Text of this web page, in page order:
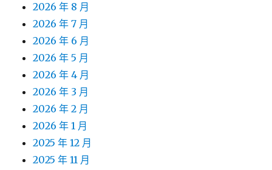
2026 年 8 月
2026 年 7 月
2026 年 6 月
2026 年 5 月
2026 年 4 月
2026 年 3 月
2026 年 2 月
2026 年 1 月
2025 年 12 月
2025 年 11 月